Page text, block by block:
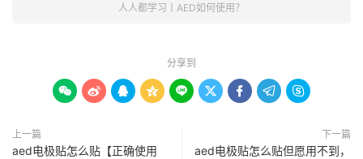
人人都学习丨AED如何使用？
分享到
        
上一篇
aed电极贴怎么贴【正确使用
下一篇
aed电极贴怎么贴但愿用不到，